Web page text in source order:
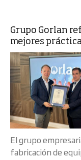
Grupo Gorlan
mejores
El grupo
fabricación de